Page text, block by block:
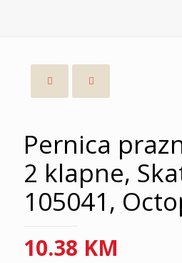
Pernica
2 klapne,
105041,
10.38 KM